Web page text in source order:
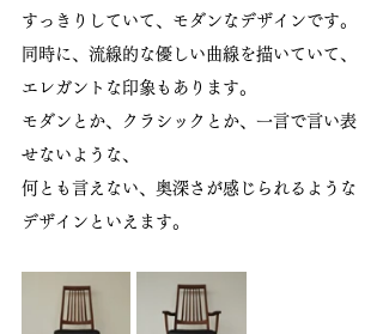
すっきりしていて、モダンなデザインです。
同時に、流線的な優しい曲線を描いていて、
エレガントな印象もあります。
モダンとか、クラシックとか、一言で言い表
せないような、
何とも言えない、奥深さが感じられるような
デザインといえます。